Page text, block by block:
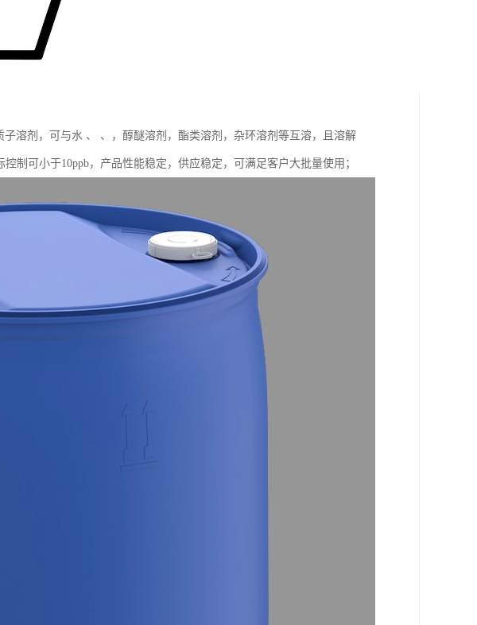
溶剂，可与水 、 、，醇醚溶剂，酯类溶剂，杂环溶剂等互溶，且溶解
制可小于10ppb，产品性能稳定，供应稳定，可满足客户大批量使用；